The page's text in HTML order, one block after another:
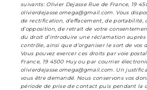
suivants: Olivier Dejasse Rue de France, 19
olivierdejasse.omega@gmail.com. Vous
de rectification, d’effacement, de portabilité,
d’opposition, de retrait de votre
du droit d’introduire une réclamation auprès
contrôle, ainsi que d’organiser le sort de vos
Vous pouvez exercer ces droits par voie
France, 19 4500 Huy ou par courrier
olivierdejasse.omega@gmail.com. Un
vous être demandé. Nous conservons vos
période de prise de contact puis pendant la